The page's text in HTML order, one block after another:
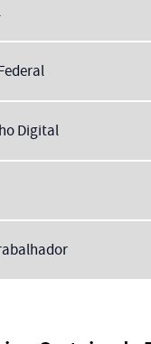
Digital